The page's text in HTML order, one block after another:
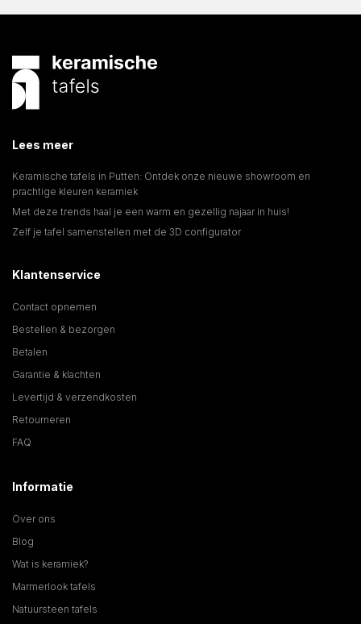
Lees meer
Keramische tafels in Putten: Ontdek onze nieuwe showroom en
prachtige kleuren keramiek
Met deze trends haal je een warm en gezellig najaar in huis!
Zelf je tafel samenstellen met de 3D configurator
Klantenservice
Contact opnemen
Bestellen & bezorgen
Betalen
Garantie & klachten
Levertijd & verzendkosten
Retourneren
FAQ
Informatie
Over ons
Blog
Wat is keramiek?
Marmerlook tafels
Natuursteen tafels